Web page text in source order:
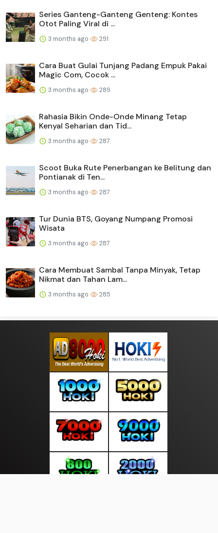
Series Ganteng-Ganteng Genteng: Kontes
Otot Paling Viral di ...
3 months ago 291
Cara Buat Gulai Tunjang Padang Empuk Pakai
Magic Com, Cocok ...
3 months ago 289
Rahasia Bikin Onde-Onde Minang Tetap
Kenyal Seharian dan Tid...
3 months ago 287
Scoot Buka Rute Penerbangan ke Belitung dan
Pontianak di Ten...
3 months ago 287
Tur Dunia BTS, Goyang Numpang Promosi
Wisata
3 months ago 287
Cara Membuat Sambal Tanpa Minyak, Tetap
Nikmat dan Tahan Lam...
3 months ago 285